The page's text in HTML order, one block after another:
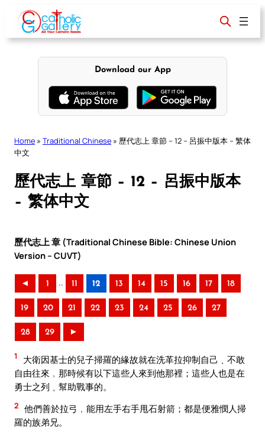
content
Download our App
Home » Traditional Chinese » 歷代志上 章節 – 12 – 呂振中版本 – 繁体
中文
歷代志上 章節 – 12 – 呂振中版本
– 繁体中文
歷代志上 章 (Traditional Chinese Bible: Chinese Union
Version – CUVT)
◄ 1 .. 11 12 13 14 15 16 17 18
19 20 21 22 23 24 25 26 27
28 29 ►
1
大衛因基士的兒子掃羅的緣故就在洗革拉抑制自己﹑不敢
自由往來﹐那時候有以下這些人來到他那裡；這些人也是在
勇士之列﹑幫助戰事的。
2 他們善於拉弓﹐能用左手右手甩石射箭；都是便雅憫人掃
羅的族弟兄。